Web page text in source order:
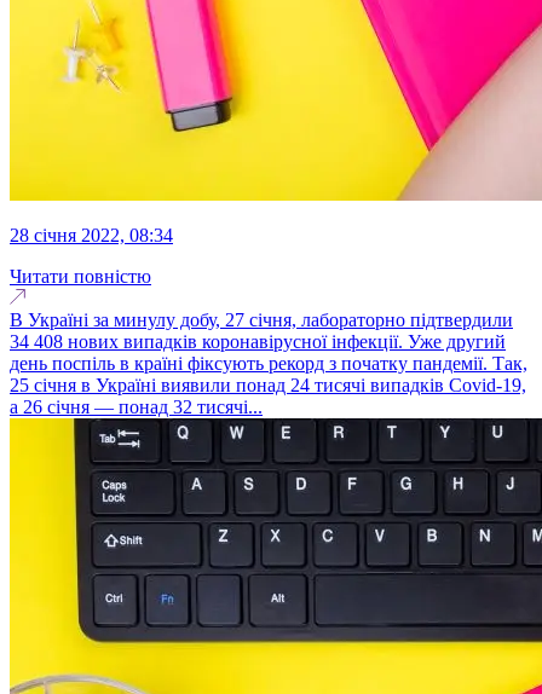
28 січня 2022, 08:34
Читати повністю
В Україні за минулу добу, 27 січня, лабораторно підтвердили
34 408 нових випадків коронавірусної інфекції. Уже другий
день поспіль в країні фіксують рекорд з початку пандемії. Так,
25 січня в Україні виявили понад 24 тисячі випадків Covid-19,
а 26 січня — понад 32 тисячі...